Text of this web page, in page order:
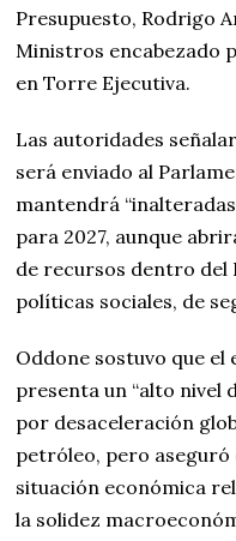
Presupuesto, Rodrigo
Ministros encabezado
en Torre Ejecutiva.
Las autoridades
será enviado al
mantendrá
para 2027, aunque
de recursos dentro
políticas sociales, de
Oddone sostuvo que
presenta un “alto nivel
por desaceleración
petróleo, pero aseguró
situación económica
la solidez